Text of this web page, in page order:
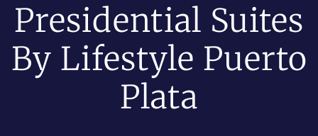
Presidential Suites
By Lifestyle Puerto
Plata